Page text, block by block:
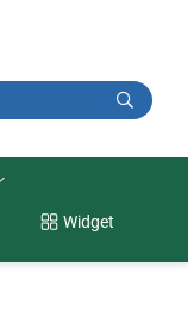
Widget